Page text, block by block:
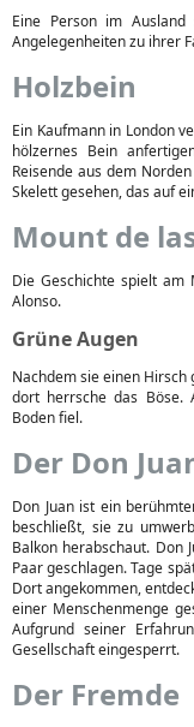
Eine Person im
Angelegenheiten zu ihrer
Holzbein
Ein Kaufmann in London
hölzernes Bein
Reisende aus dem
Skelett gesehen, das auf
Mount de
Die Geschichte spielt
Alonso.
Grüne Augen
Nachdem sie einen
dort herrsche das Böse.
Boden fiel.
Der Don
Don Juan ist ein
beschließt, sie zu
Balkon herabschaut. Don
Paar geschlagen. Tage
Dort angekommen,
einer Menschenmenge
Aufgrund seiner
Gesellschaft eingesperrt.
Der Fremde